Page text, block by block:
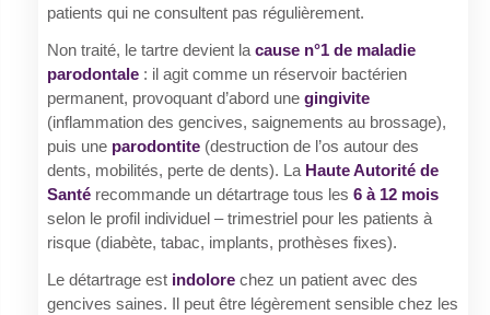
patients qui ne consultent pas régulièrement.
Non traité, le tartre devient la cause n°1 de maladie
parodontale: il agit comme un réservoir bactérien
permanent, provoquant d’abord une gingivite
(inflammation des gencives, saignements au brossage),
puis une parodontite(destruction de l’os autour des
dents, mobilités, perte de dents). La Haute Autorité de
Santérecommande un détartrage tous les 6 à 12 mois
selon le profil individuel – trimestriel pour les patients à
risque (diabète, tabac, implants, prothèses fixes).
Le détartrage est indolorechez un patient avec des
gencives saines. Il peut être légèrement sensible chez les